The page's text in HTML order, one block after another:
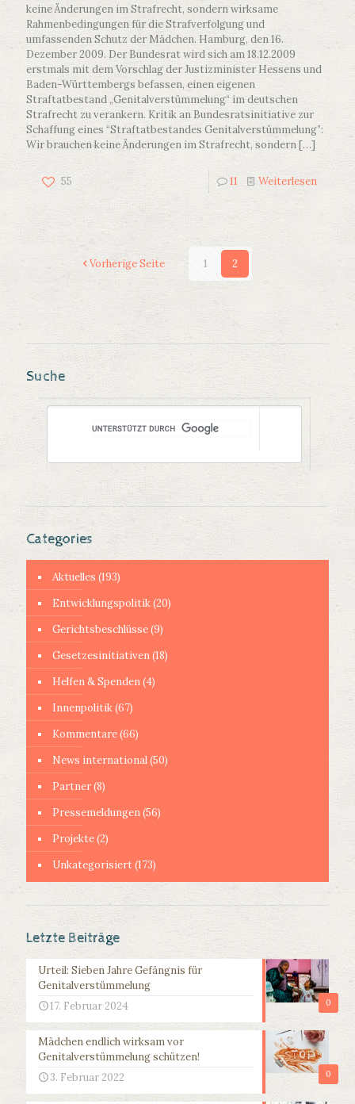
keine Änderungen im Strafrecht, sondern wirksame
Rahmenbedingungen für die Strafverfolgung und
umfassenden Schutz der Mädchen. Hamburg, den 16.
Dezember 2009. Der Bundesrat wird sich am 18.12.2009
erstmals mit dem Vorschlag der Justizminister Hessens und
Baden-Württembergs befassen, einen eigenen
Straftatbestand „Genitalverstümmelung“ im deutschen
Strafrecht zu verankern. Kritik an Bundesratsinitiative zur
Schaffung eines “Straftatbestandes Genitalverstümmelung”:
Wir brauchen keine Änderungen im Strafrecht, sondern[…]
55 11 Weiterlesen
Vorherige Seite 1 2
Suche
Categories
Aktuelles (193)
Entwicklungspolitik(20)
Gerichtsbeschlüsse(9)
Gesetzesinitiativen(18)
Helfen & Spenden(4)
Innenpolitik(67)
Kommentare(66)
News international(50)
Partner(8)
Pressemeldungen(56)
Projekte(2)
Unkategorisiert(173)
Letzte Beiträge
0
Urteil: Sieben Jahre Gefängnis für
Genitalverstümmelung
17. Februar 2024
0
Mädchen endlich wirksam vor
Genitalverstümmelung schützen!
3. Februar 2022